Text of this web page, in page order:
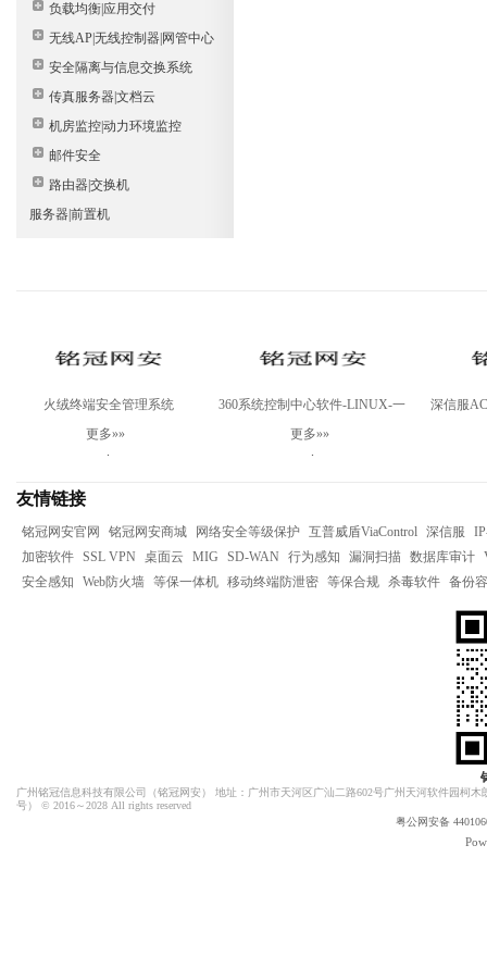
负载均衡|应用交付
无线AP|无线控制器|网管中心
安全隔离与信息交换系统
传真服务器|文档云
机房监控|动力环境监控
邮件安全
路由器|交换机
服务器|前置机
火绒终端安全管理系统
V2.0Linux桌面版
更多»»
.
360系统控制中心软件-LINUX-一
年
更多»»
.
深信服
友情链接
铭冠网安官网 铭冠网安商城 网络安全等级保护 互普威盾ViaControl 深信服
加密软件 SSL VPN 桌面云 MIG SD-WAN 行为感知 漏洞扫描 数据库审计
安全感知
Web防火墙 等保一体机 移动终端防泄密 等保合规 杀毒软件 备份
广州铭冠信息科技有限公司（铭冠网安 ） 地址：广州市天河区广汕二路602号广州天河软件园柯
号） © 2016～2028 All rights reserved
粤公网安备